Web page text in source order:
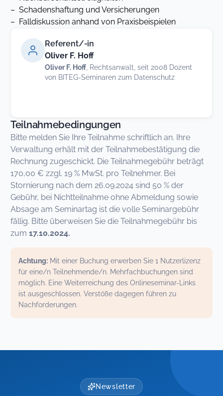
– Schadenshaftung und Versicherungen
– Falldiskussion anhand von Praxisbeispielen
Referent/-in
Oliver F. Hoff
Oliver F. Hoff , Rechtsanwalt, seit 2008 Dozent
von BITEG-Seminaren zum Datenschutz
Teilnahmebedingungen
Bitte melden Sie Ihre Teilnahme schriftlich an. Ihre
Verwaltung erhält mit der Teilnahmebestätigung die
Rechnung zugeschickt. Die Teilnahmegebühr beträgt
170,00 € zzgl. 19 % MwSt. pro Teilnehmer. Bei
Stornierung nach dem 26.09.2024 sind 50 % der
Gebühr, bei Nichtteilnahme ohne Abmeldung sowie
Absage am Seminartag ist die volle Seminargebühr
fällig. Bitte überweisen Sie die Teilnahmegebühr bis
zum 17.10.2024.
Achtung: Mit einer Buchung erwerben Sie 1 Nutzerlizenz
für eine/n Teilnehmende/n. Mehrfachbuchungen sind
möglich. Eine Weiterreichung des Onlineseminar-Links
ist ausgeschlossen. Verstöße dagegen führen zu
Nachforderungen.
Newsletter